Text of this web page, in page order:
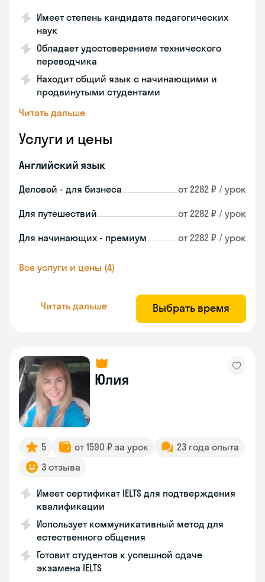
Имеет степень кандидата педагогических
наук
Обладает удостоверением технического
переводчика
Находит общий язык с начинающими и
продвинутыми студентами
Читать дальше
Услуги и цены
Английский язык
Деловой - для бизнеса от 2282 ₽ / урок
Для путешествий от 2282 ₽ / урок
Для начинающих - премиум от 2282 ₽ / урок
Все услуги и цены (4)
Читать дальше Выбрать время
Юлия
5 от 1590 ₽ за урок
23 года опыта
3 отзыва
Имеет сертификат IELTS для подтверждения
квалификации
Использует коммуникативный метод для
естественного общения
Готовит студентов к успешной сдаче
экзамена IELTS